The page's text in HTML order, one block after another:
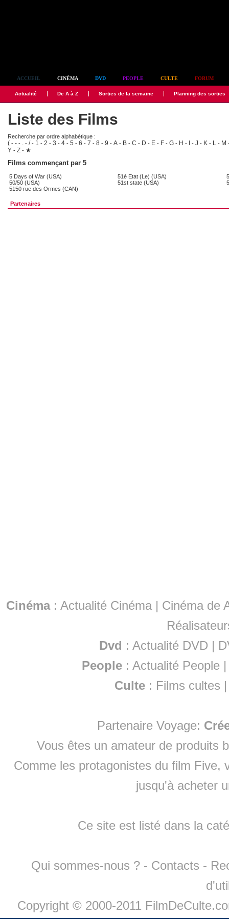
ACCUEIL CINÉMA DVD PEOPLE CULTE FORUM
Actualité De A à Z Sorties de la semaine Planning des sorties
Liste des Films
Recherche par ordre alphabétique :
( - - - . - /- 1 - 2 - 3 - 4 - 5 - 6 - 7 - 8 - 9 - A - B - C - D - E - F - G - H - - J - K - L - M
Y - Z - ★
Films commençant par 5
5 Days of War (USA)
50/50 (USA)
5150 rue des Ormes (CAN)
51è Etat (Le) (USA)
51st state (USA)
Partenaires
Cinéma: Actualité Cinéma | Cinéma de
Dvd : Actualité DVD |
People :Actualité People
Culte : Films cultes
Partenaire Voyage:
Vous êtes un amateur de produits
Comme les protagonistes du film Five,
jusqu'à acheter
Ce site est listé dans la
Qui sommes-nous ? - Contacts -
Copyright © 2000-2011